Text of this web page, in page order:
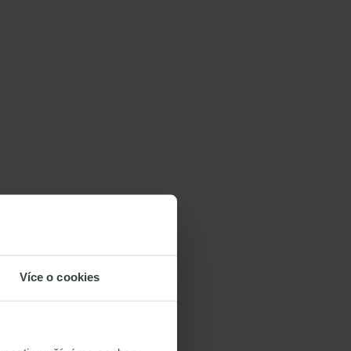
Více o cookies